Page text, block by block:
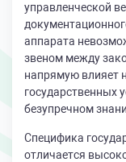
управленческой
аппарата
звеном между
напрямую влияет
государственных
безупречном
Специфика
отличается